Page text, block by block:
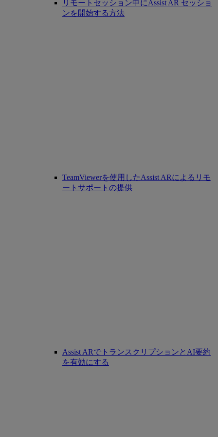
リモートセッション中にAssist AR セッショ
ンを開始する方法
TeamViewerを使用したAssist ARによるリモ
ートサポートの提供
Assist ARでトランスクリプションとAI要約
を有効にする